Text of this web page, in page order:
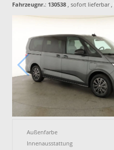
Fahrzeugnr.: 130538 , sofort lieferbar,
Außenfarbe
Innenausstattung